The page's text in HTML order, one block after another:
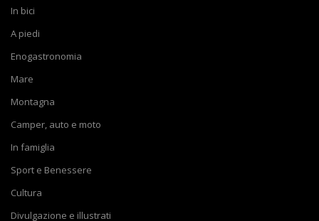
In bici
A piedi
Enogastronomia
Mare
Montagna
Camper, auto e moto
In famiglia
Sport e Benessere
Cultura
Divulgazione e illustrati